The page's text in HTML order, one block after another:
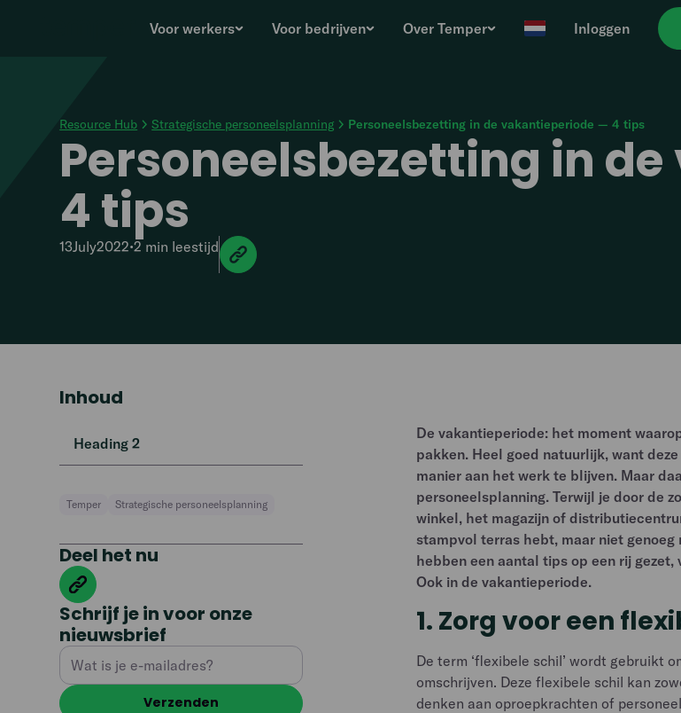
Voor werkers Voor bedrijven Over Temper Inloggen
Resource Hub Strategische personeelsplanning Personeelsbezetting in de vakantieperiode — 4 tips
Personeelsbezetting in
4 tips
13July2022•2 min leestijd
Inhoud
Heading 2
Temper Strategische personeelsplanning
Deel het nu
Schrijf je in voor onze
nieuwsbrief
De vakantieperiode: het moment
pakken. Heel goed natuurlijk, want
manier aan het werk te blijven. Maar
personeelsplanning. Terwijl je door de
winkel, het magazijn of
stampvol terras hebt, maar niet
hebben een aantal tips op een rij
Ook in de vakantieperiode.
1. Zorg voor een
De term ‘flexibele schil’ wordt gebruikt
omschrijven. Deze flexibele schil kan
denken aan oproepkrachten of